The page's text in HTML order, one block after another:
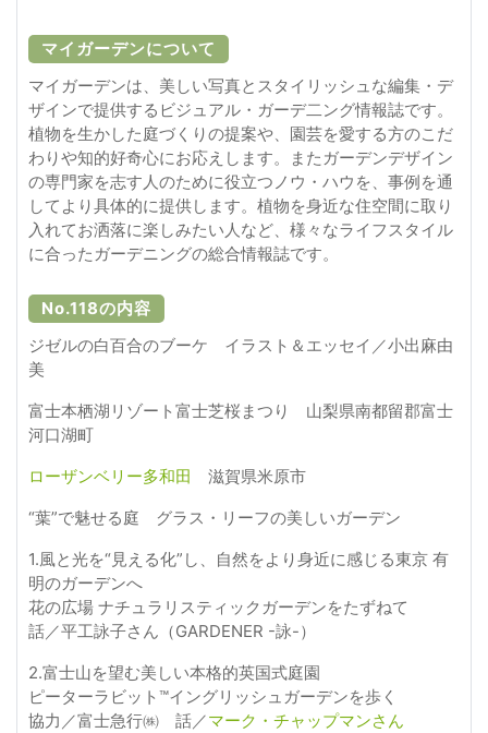
マイガーデンについて
マイガーデンは、美しい写真とスタイリッシュな編集・デ
ザインで提供するビジュアル・ガーデ二ング情報誌です。
植物を生かした庭づくりの提案や、園芸を愛する方のこだ
わりや知的好奇心にお応えします。またガーデンデザイン
の専門家を志す人のために役立つノウ・ハウを、事例を通
してより具体的に提供します。植物を身近な住空間に取り
入れてお洒落に楽しみたい人など、様々なライフスタイル
に合ったガーデニングの総合情報誌です。
No.118の内容
ジゼルの白百合のブーケ イラスト＆エッセイ／小出麻由
美
富士本栖湖リゾート富士芝桜まつり 山梨県南都留郡富士
河口湖町
ローザンベリー多和田
滋賀県米原市
“葉”で魅せる庭 グラス・リーフの美しいガーデン
1.風と光を“見える化”し、自然をより身近に感じる東京 有
明のガーデンへ
花の広場 ナチュラリスティックガーデンをたずねて
話／平工詠子さん（GARDENER -詠-）
2.富士山を望む美しい本格的英国式庭園
ピーターラビット™イングリッシュガーデンを歩く
協力／富士急行㈱ 話／マーク・チャップマンさん